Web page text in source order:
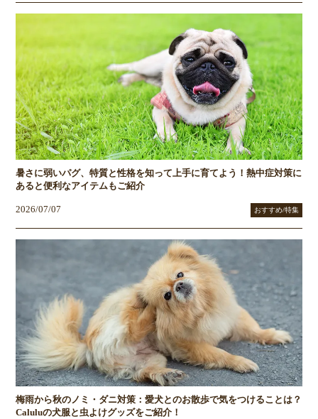
暑さに弱いパグ、特質と性格を知って上手に育てよう！熱中症対策に
あると便利なアイテムもご紹介
2026/07/07 おすすめ/特集
梅雨から秋のノミ・ダニ対策：愛犬とのお散歩で気をつけることは？
Caluluの犬服と虫よけグッズをご紹介！